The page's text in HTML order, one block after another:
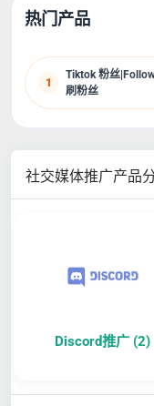
热门产品
1
Tiktok 粉丝
刷粉丝
社交媒体推广产品
Discord推广 (2)